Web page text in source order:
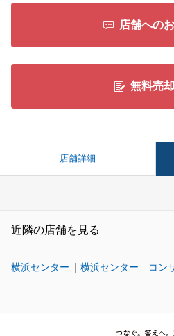
店舗への
無料売
店舗詳細
近隣の店舗を見る
横浜センター 横浜センター コン